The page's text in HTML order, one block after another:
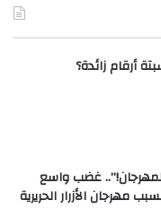
أرقام زائدة؟
غضب واسع
مهرجان الأزرار الحريرية